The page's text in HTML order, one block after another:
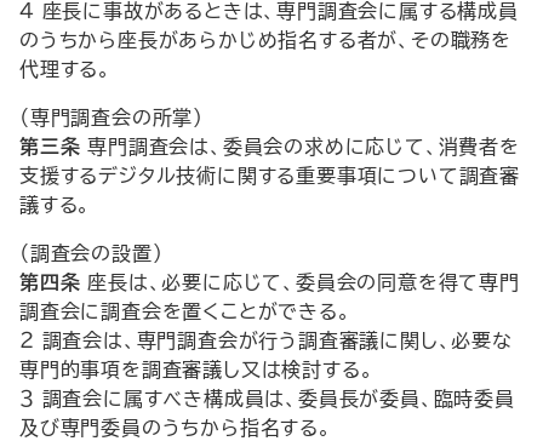
４ 座長に事故があるときは、専門調査会に属する構成員
のうちから座長があらかじめ指名する者が、その職務を
代理する。
（専門調査会の所掌）
第三条 専門調査会は、委員会の求めに応じて、消費者を
支援するデジタル技術に関する重要事項について調査審
議する。
（調査会の設置）
第四条 座長は、必要に応じて、委員会の同意を得て専門
調査会に調査会を置くことができる。
２ 調査会は、専門調査会が行う調査審議に関し、必要な
専門的事項を調査審議し又は検討する。
３ 調査会に属すべき構成員は、委員長が委員、臨時委員
及び専門委員のうちから指名する。